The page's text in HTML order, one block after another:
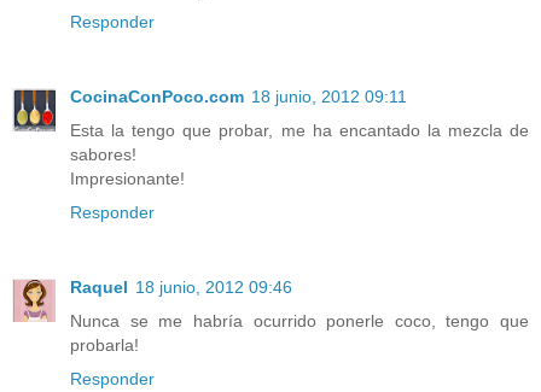
Responder
CocinaConPoco.com 18 junio, 2012 09:11
Esta la tengo que probar, me ha encantado la mezcla de
sabores!
Impresionante!
Responder
Raquel 18 junio, 2012 09:46
Nunca se me habría ocurrido ponerle coco, tengo que
probarla!
Responder